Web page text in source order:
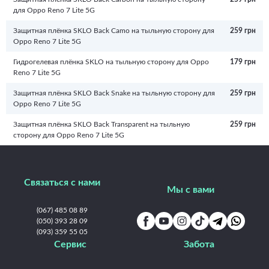
для Oppo Reno 7 Lite 5G
Защитная плёнка SKLO Back Camo на тыльную сторону для
Oppo Reno 7 Lite 5G
259 грн
Гидрогелевая плёнка SKLO на тыльную сторону для Oppo
Reno 7 Lite 5G
179 грн
Защитная плёнка SKLO Back Snake на тыльную сторону для
Oppo Reno 7 Lite 5G
259 грн
Защитная плёнка SKLO Back Transparent на тыльную
сторону для Oppo Reno 7 Lite 5G
259 грн
Связаться с нами
(067) 485 08 89
(050) 393 28 09
(093) 359 55 05
Мы с вами
Сервис Забота